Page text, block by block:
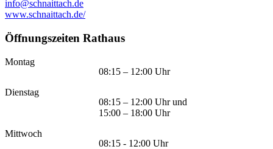
info@schnaittach.de
www.schnaittach.de/
Öffnungszeiten Rathaus
Montag
08:15 – 12:00 Uhr
Dienstag
08:15 – 12:00 Uhr und
15:00 – 18:00 Uhr
Mittwoch
08:15 - 12:00 Uhr